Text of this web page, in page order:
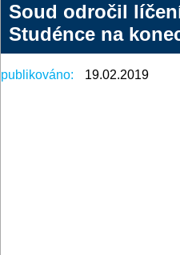
Soud odročil
Studénce na
publikováno: 19.02.2019